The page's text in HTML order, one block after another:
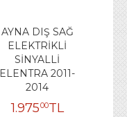
AYNA DIŞ SAĞ
ELEKTRİKLİ
SİNYALLİ
ELENTRA 2011-
2014
1.97500TL